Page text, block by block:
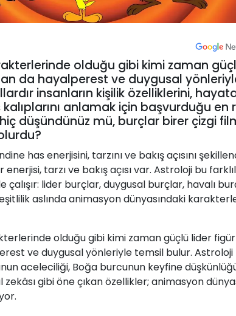
olduğu gibi kimi zaman
da hayalperest ve duygusal
insanların kişilik özelliklerini,
kalıplarını anlamak için başvurduğu en
düşündünüz mü, burçlar birer çizgi
has enerjisini, tarzını ve bakış açısını
tarzı ve bakış açısı var. Astroloji bu
çalışır: lider burçlar, duygusal burçlar, havalı
aslında animasyon dünyasındaki
olduğu gibi kimi zaman güçlü lider
ve duygusal yönleriyle temsil bulur. Astroloji
aceleciliği, Boğa burcunun keyfine
gibi öne çıkan özellikler; animasyon